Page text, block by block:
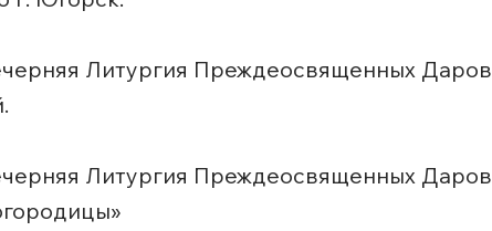
Литургия Преждеосвященных Даров
Литургия Преждеосвященных Даров